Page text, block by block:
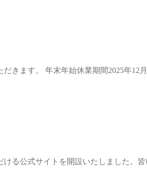
きます。 年末年始休業期間2025年12
る公式サイトを開設いたしました。